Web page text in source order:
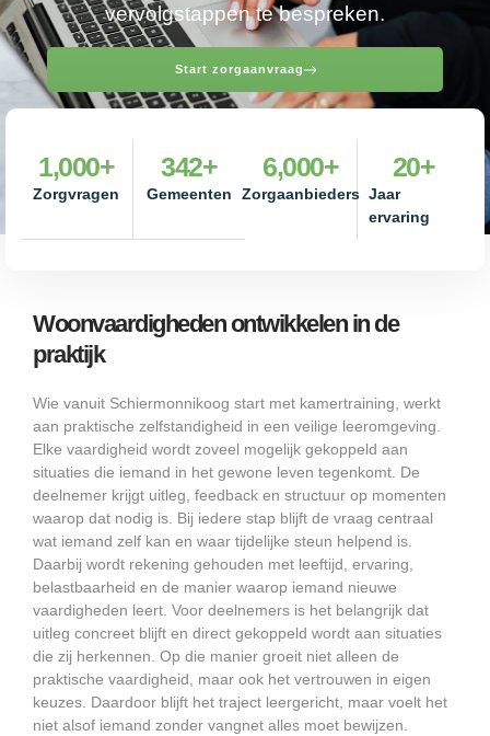
vervolgstappen te bespreken.
Start zorgaanvraag
Zorgvragen
1,000+
Gemeenten
342+
Zorgaanbieders
6,000+
Jaar
ervaring
20+
Woonvaardigheden ontwikkelen in de
praktijk
Wie vanuit Schiermonnikoog start met kamertraining, werkt
aan praktische zelfstandigheid in een veilige leeromgeving.
Elke vaardigheid wordt zoveel mogelijk gekoppeld aan
situaties die iemand in het gewone leven tegenkomt. De
deelnemer krijgt uitleg, feedback en structuur op momenten
waarop dat nodig is. Bij iedere stap blijft de vraag centraal
wat iemand zelf kan en waar tijdelijke steun helpend is.
Daarbij wordt rekening gehouden met leeftijd, ervaring,
belastbaarheid en de manier waarop iemand nieuwe
vaardigheden leert. Voor deelnemers is het belangrijk dat
uitleg concreet blijft en direct gekoppeld wordt aan situaties
die zij herkennen. Op die manier groeit niet alleen de
praktische vaardigheid, maar ook het vertrouwen in eigen
keuzes. Daardoor blijft het traject leergericht, maar voelt het
niet alsof iemand zonder vangnet alles moet bewijzen.